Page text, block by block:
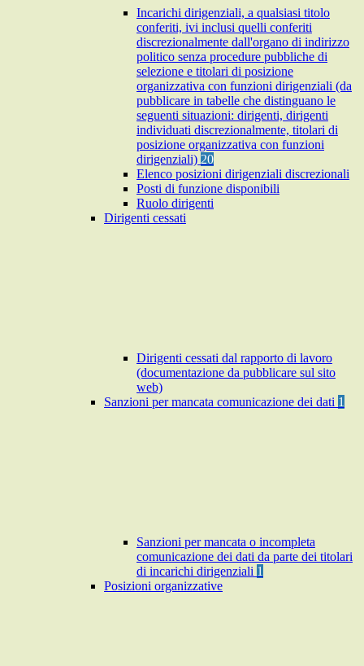
Incarichi dirigenziali, a qualsiasi titolo
conferiti, ivi inclusi quelli conferiti
discrezionalmente dall'organo di indirizzo
politico senza procedure pubbliche di
selezione e titolari di posizione
organizzativa con funzioni dirigenziali (da
pubblicare in tabelle che distinguano le
seguenti situazioni: dirigenti, dirigenti
individuati discrezionalmente, titolari di
posizione organizzativa con funzioni
dirigenziali) 20
Elenco posizioni dirigenziali discrezionali
Posti di funzione disponibili
Ruolo dirigenti
Dirigenti cessati
Dirigenti cessati dal rapporto di lavoro
(documentazione da pubblicare sul sito
web)
Sanzioni per mancata comunicazione dei dati 1
Sanzioni per mancata o incompleta
comunicazione dei dati da parte dei titolari
di incarichi dirigenziali 1
Posizioni organizzative